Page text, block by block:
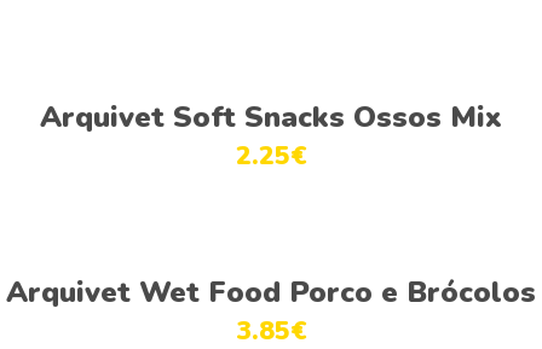
Adicionar
Arquivet Soft Snacks Ossos Mix
2.25€
Adicionar
Arquivet Wet Food Porco e Brócolos
3.85€